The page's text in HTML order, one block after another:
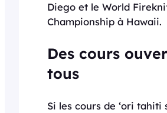
Diego et le World
Championship à Hawaii.
Des cours
tous
Si les cours de ‘ori tahiti